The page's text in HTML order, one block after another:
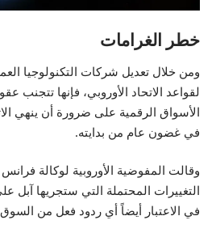
خطر الغرامات
ومن خلال تعديل شركات التكنولوجيا
لقواعد الاتحاد الأوروبي، فإنها تتجنب
الأسواق الرقمية على ضرورة أن ينهي
في غضون عام من بدايته.
وقالت المفوضية الأوروبية لوكالة
التغييرات المحتملة التي ستجريها آبل
في الاعتبار أيضاً أي ردود فعل من